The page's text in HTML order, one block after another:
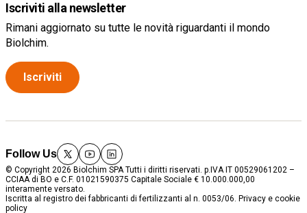
Iscriviti alla newsletter
Rimani aggiornato su tutte le novità riguardanti il mondo
Biolchim.
Iscriviti
Follow Us
twitteryoutube
linkedin
© Copyright 2026 Biolchim SPA Tutti i diritti riservati. p.IVA IT 00529061202 –
CCIAA di BO e C.F. 01021590375 Capitale Sociale € 10.000.000,00
interamente versato.
Iscritta al registro dei fabbricanti di fertilizzanti al n. 0053/06. Privacy e cookie
policy